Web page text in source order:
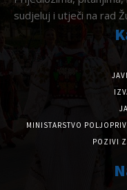
sudjeluj i utječi na rad
MINISTARSTVO
POZIVI